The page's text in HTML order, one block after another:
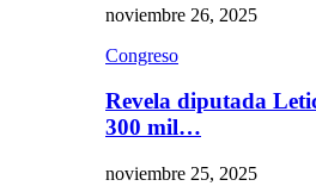
noviembre 26, 2025
Congreso
Revela diputada
300 mil…
noviembre 25, 2025